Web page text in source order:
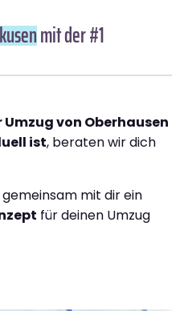
mit der #1
Umzug von Oberhausen
ist, beraten wir dich
mit dir ein
für deinen Umzug